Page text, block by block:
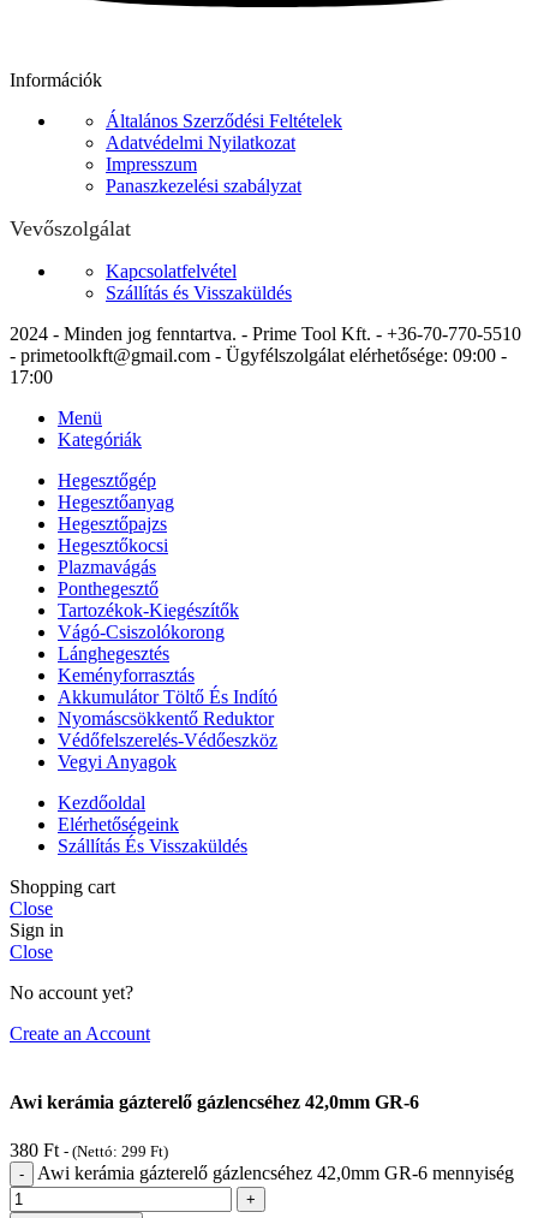
Információk
Általános Szerződési Feltételek
Adatvédelmi Nyilatkozat
Impresszum
Panaszkezelési szabályzat
Vevőszolgálat
Kapcsolatfelvétel
Szállítás és Visszaküldés
2024 - Minden jog fenntartva. - Prime Tool Kft. - +36-70-770-5510
- primetoolkft@gmail.com - Ügyfélszolgálat elérhetősége: 09:00 -
17:00
Menü
Kategóriák
Hegesztőgép
Hegesztőanyag
Hegesztőpajzs
Hegesztőkocsi
Plazmavágás
Ponthegesztő
Tartozékok-Kiegészítők
Vágó-Csiszolókorong
Lánghegesztés
Keményforrasztás
Akkumulátor Töltő És Indító
Nyomáscsökkentő Reduktor
Védőfelszerelés-Védőeszköz
Vegyi Anyagok
Kezdőoldal
Elérhetőségeink
Szállítás És Visszaküldés
Shopping cart
Close
Sign in
Close
No account yet?
Create an Account
Awi kerámia gázterelő gázlencséhez 42,0mm GR-6
380 Ft - (Nettó: 299 Ft)
Awi kerámia gázterelő gázlencséhez 42,0mm GR-6 mennyiség